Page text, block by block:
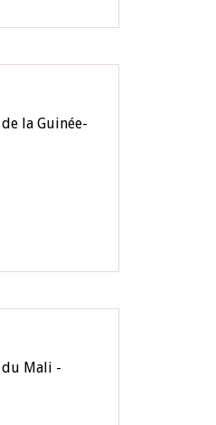
la Guinée-
du Mali -